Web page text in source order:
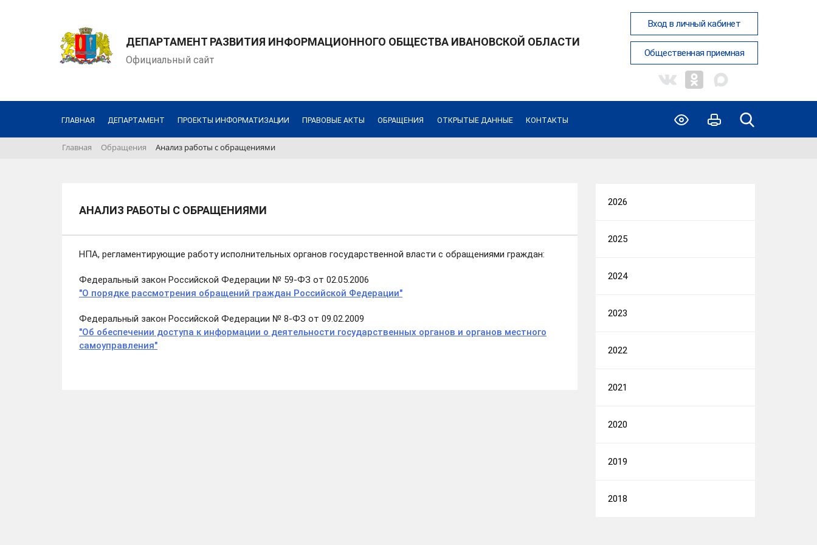
ДЕПАРТАМЕНТ РАЗВИТИЯ ИНФОРМАЦИОННОГО ОБЩЕСТВА ИВАНОВСКОЙ ОБЛАСТИ
Официальный сайт
Вход в личный кабинет
Общественная приемная
ГЛАВНАЯ ДЕПАРТАМЕНТ ПРОЕКТЫ ИНФОРМАТИЗАЦИИ ПРАВОВЫЕ АКТЫ ОБРАЩЕНИЯ ОТКРЫТЫЕ ДАННЫЕ КОНТАКТЫ
Главная Обращения Анализ работы с обращениями
АНАЛИЗ РАБОТЫ С ОБРАЩЕНИЯМИ
НПА, регламентирующие работу исполнительных органов государственной власти с обращениями граждан:
Федеральный закон Российской Федерации № 59-ФЗ от 02.05.2006
"О порядке рассмотрения обращений граждан Российской Федерации"
Федеральный закон Российской Федерации № 8-ФЗ от 09.02.2009
"Об обеспечении доступа к информации о деятельности государственных органов и органов местного
самоуправления"
2026
2025
2024
2023
2022
2021
2020
2019
2018